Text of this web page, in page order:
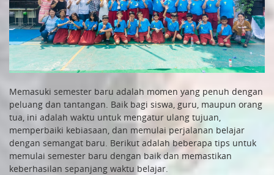
Memasuki semester baru adalah momen yang penuh dengan
peluang dan tantangan. Baik bagi siswa, guru, maupun orang
tua, ini adalah waktu untuk mengatur ulang tujuan,
memperbaiki kebiasaan, dan memulai perjalanan belajar
dengan semangat baru. Berikut adalah beberapa tips untuk
memulai semester baru dengan baik dan memastikan
keberhasilan sepanjang waktu belajar.